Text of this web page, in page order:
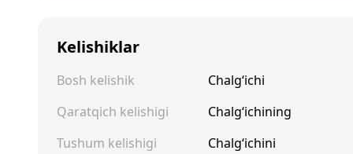
Kelishiklar
Bosh kelishik
Chalg‘ichi
Qaratqich kelishigi
Chalg‘ichining
Tushum kelishigi
Chalg‘ichini